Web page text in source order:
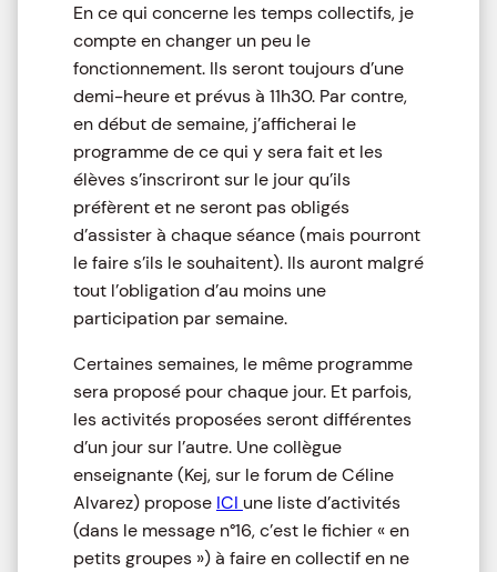
En ce qui concerne les temps collectifs, je
compte en changer un peu le
fonctionnement. Ils seront toujours d’une
demi-heure et prévus à 11h30. Par contre,
en début de semaine, j’afficherai le
programme de ce qui y sera fait et les
élèves s’inscriront sur le jour qu’ils
préfèrent et ne seront pas obligés
d’assister à chaque séance (mais pourront
le faire s’ils le souhaitent). Ils auront malgré
tout l’obligation d’au moins une
participation par semaine.
Certaines semaines, le même programme
sera proposé pour chaque jour. Et parfois,
les activités proposées seront différentes
d’un jour sur l’autre. Une collègue
enseignante (Kej, sur le forum de Céline
Alvarez) propose ICI une liste d’activités
(dans le message n°16, c’est le fichier « en
petits groupes ») à faire en collectif en ne